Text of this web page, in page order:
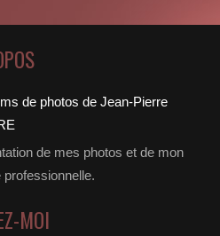
de mes photos et de mon
professionnelle.
MOI